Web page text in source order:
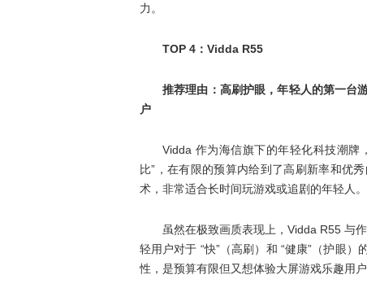
力。
TOP 4：Vidda R55
推荐理由：高刷护眼，年轻人的第一台
户
Vidda 作为海信旗下的年轻化科技潮牌
比”，在有限的预算内给到了高刷新率和优
术，非常适合长时间玩游戏或追剧的年轻人。
虽然在极致画质表现上，Vidda R55 与
轻用户对于 “快”（高刷）和 “健康”（护眼
性，是预算有限但又想体验大屏游戏乐趣用户